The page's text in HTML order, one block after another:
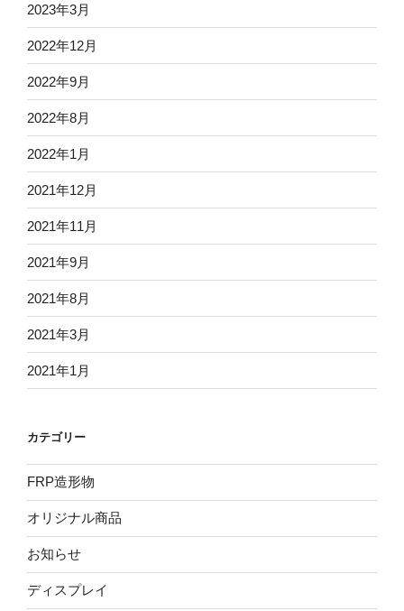
2023年3月
2022年12月
2022年9月
2022年8月
2022年1月
2021年12月
2021年11月
2021年9月
2021年8月
2021年3月
2021年1月
カテゴリー
FRP造形物
オリジナル商品
お知らせ
ディスプレイ